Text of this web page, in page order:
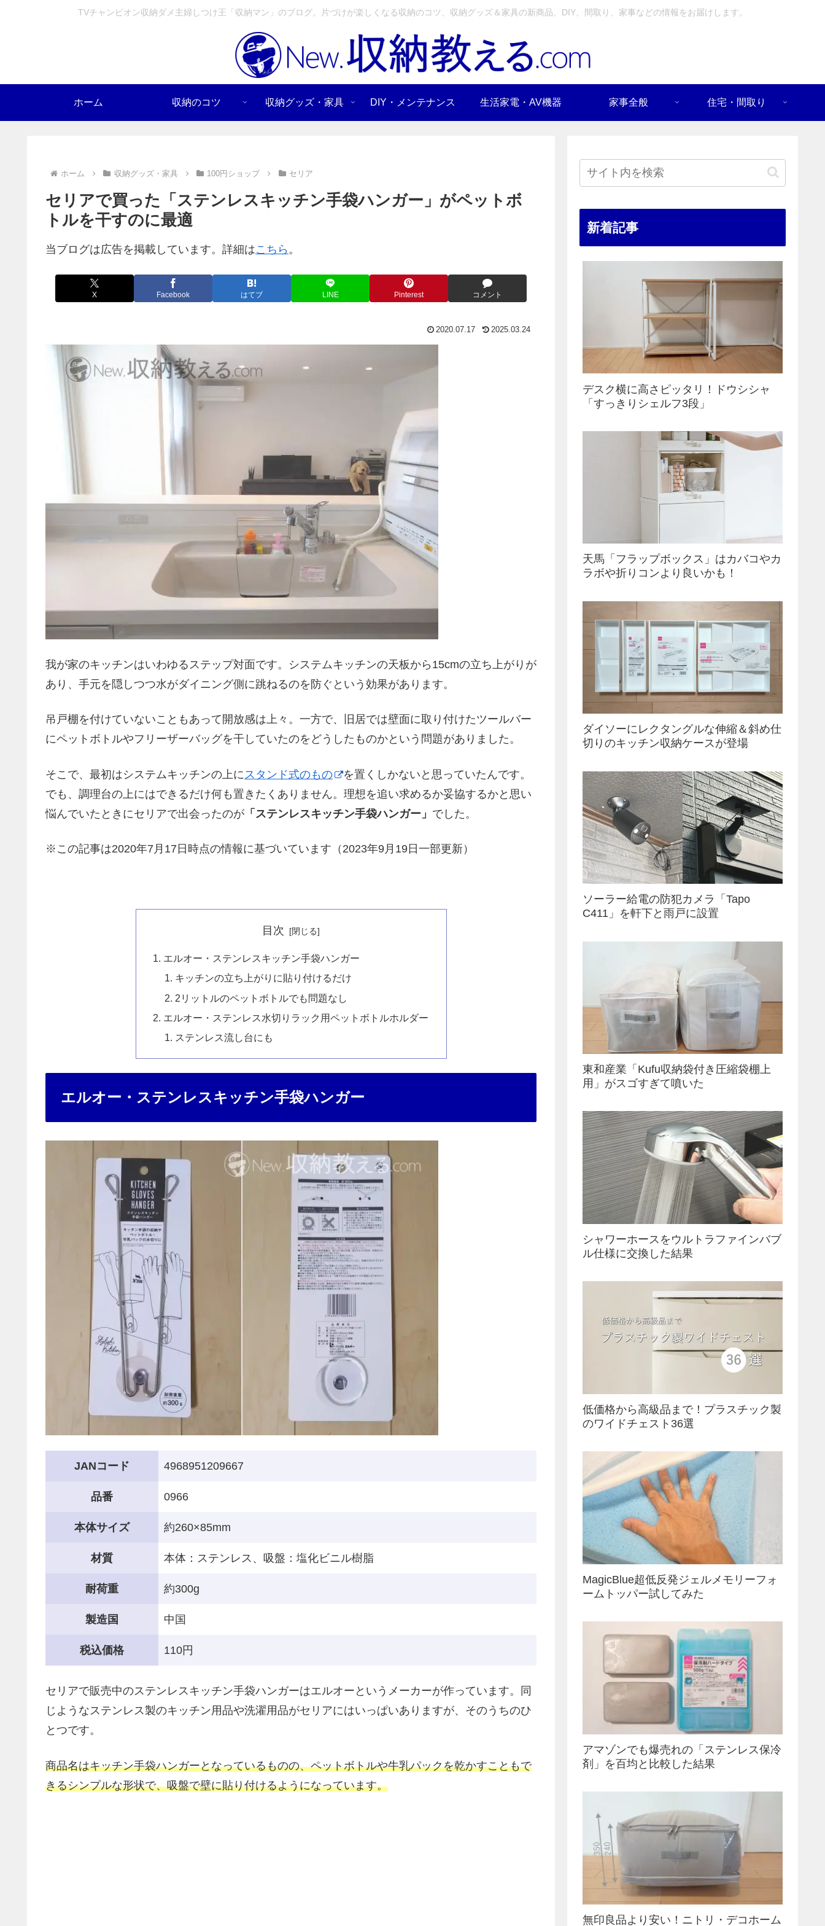
TVチャンピオン収納ダメ主婦しつけ王「収納マン」のブログ。片づけが楽しくなる収納のコツ、収納グッズ＆家具の新商品、DIY、間取り、家事などの情報をお届けします。
ホーム 収納のコツ 収納グッズ・家具 DIY・メンテナンス 生活家電・AV機器 家事全般 住宅・間取り
ホーム 収納グッズ・家具 100円ショップ セリア
セリアで買った「ステンレスキッチン手袋ハンガー」がペットボ
トルを干すのに最適
当ブログは広告を掲載しています。詳細はこちら 。
X Facebook はてブ LINE Pinterest コメント
2020.07.17 2025.03.24
我が家のキッチンはいわゆるステップ対面です。システムキッチンの天板から15cmの立ち上がりが
あり、手元を隠しつつ水がダイニング側に跳ねるのを防ぐという効果があります。
吊戸棚を付けていないこともあって開放感は上々。一方で、旧居では壁面に取り付けたツールバー
にペットボトルやフリーザーバッグを干していたのをどうしたものかという問題がありました。
そこで、最初はシステムキッチンの上に スタンド式のもの
を置くしかないと思っていたんです。
でも、調理台の上にはできるだけ何も置きたくありません。理想を追い求めるか妥協するかと思い
悩んでいたときにセリアで出会ったのが 「ステンレスキッチン手袋ハンガー」 でした。
※この記事は2020年7月17日時点の情報に基づいています（2023年9月19日一部更新）
目次
エルオー・ステンレスキッチン手袋ハンガー
キッチンの立ち上がりに貼り付けるだけ
2リットルのペットボトルでも問題なし
エルオー・ステンレス水切りラック用ペットボトルホルダー
ステンレス流し台にも
エルオー・ステンレスキッチン手袋ハンガー
JANコード 4968951209667
品番 0966
本体サイズ 約260×85mm
材質 本体：ステンレス、吸盤：塩化ビニル樹脂
耐荷重 約300g
製造国 中国
税込価格 110円
セリアで販売中のステンレスキッチン手袋ハンガーはエルオーというメーカーが作っています。同
じようなステンレス製のキッチン用品や洗濯用品がセリアにはいっぱいありますが、そのうちのひ
とつです。
商品名はキッチン手袋ハンガーとなっているものの、ペットボトルや牛乳パックを乾かすこともで
きるシンプルな形状で、吸盤で壁に貼り付けるようになっています。
新着記事
デスク横に高さピッタリ！ドウシシャ
「すっきりシェルフ3段」
天馬「フラップボックス」はカバコやカ
ラボや折りコンより良いかも！
ダイソーにレクタングルな伸縮＆斜め仕
切りのキッチン収納ケースが登場
ソーラー給電の防犯カメラ「Tapo
C411」を軒下と雨戸に設置
東和産業「Kufu収納袋付き圧縮袋棚上
用」がスゴすぎて噴いた
シャワーホースをウルトラファインバブ
ル仕様に交換した結果
低価格から高級品まで！プラスチック製
のワイドチェスト36選
MagicBlue超低反発ジェルメモリーフォ
ームトッパー試してみた
アマゾンでも爆売れの「ステンレス保冷
剤」を百均と比較した結果
無印良品より安い！ニトリ・デコホーム